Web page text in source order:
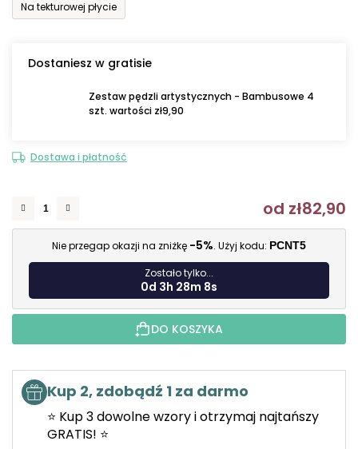
Na tekturowej płycie
Dostaniesz w gratisie
Zestaw pędzli artystycznych - Bambusowe 4
szt. wartości zł9,90
Dostawa i płatność
od zł82,90
Nie przegap okazji na zniżkę -5%. Użyj kodu: PCNT5
Zostało tylko...
0d 3h 28m 7s
DO KOSZYKA
Kup 2, zdobądź 1 za darmo
⭐ Kup 3 dowolne wzory i otrzymaj najtańszy
GRATIS! ⭐